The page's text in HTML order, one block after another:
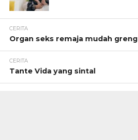
CERITA
Organ seks remaja mudah greng
CERITA
Tante Vida yang sintal